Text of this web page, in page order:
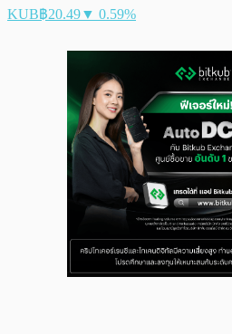
KUB฿20.49▼ 0.59%